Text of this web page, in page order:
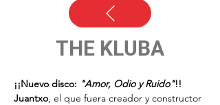
THE KLUBA
¡¡Nuevo disco: "Amor, Odio y Ruido"!!
Juantxo, el que fuera creador y constructor